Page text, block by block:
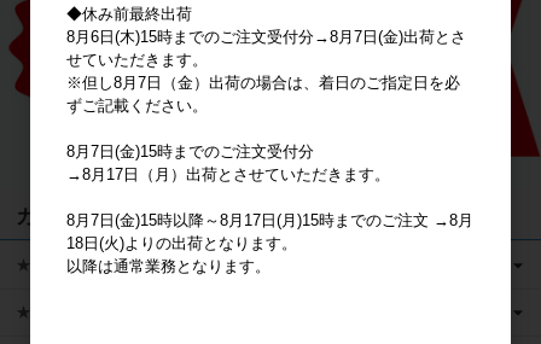
カテゴリ
★キャラクターグッズ
★新商品
◆休み前最終出荷
8月6日(木)15時までのご注文受付分→8月7日(金)出荷とさ
せていただきます。
※但し8月7日（金）出荷の場合は、着日のご指定日を必
ずご記載ください。
8月7日(金)15時までのご注文受付分
→8月17日（月）出荷とさせていただきます。
8月7日(金)15時以降～8月17日(月)15時までのご注文 →8月
18日(火)よりの出荷となります。
以降は通常業務となります。